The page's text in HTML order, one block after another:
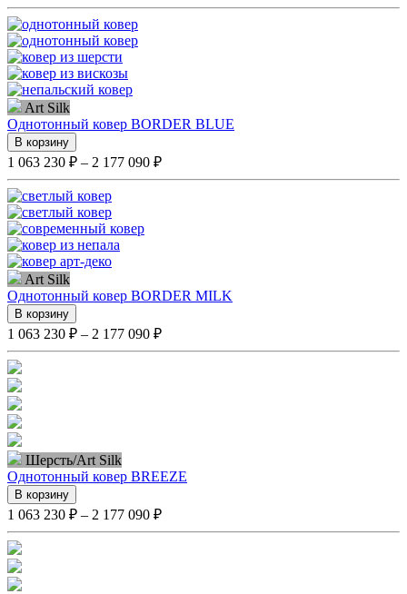
Art Silk
Однотонный ковер BORDER BLUE
В корзину
1 063 230 ₽ – 2 177 090 ₽
Art Silk
Однотонный ковер BORDER MILK
В корзину
1 063 230 ₽ – 2 177 090 ₽
Шерсть/Art Silk
Однотонный ковер BREEZE
В корзину
1 063 230 ₽ – 2 177 090 ₽